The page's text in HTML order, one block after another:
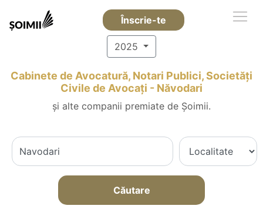
Înscrie-te
2025
Cabinete de Avocatură, Notari Publici, Societăți
Civile de Avocați - Năvodari
și alte companii premiate de Șoimii.
Căutare